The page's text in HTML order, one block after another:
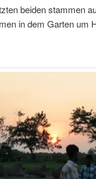
beiden stammen
in dem Garten um